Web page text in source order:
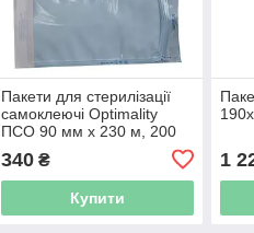
Пакети для стерилізації
самоклеючі Optimality
ПСО 90 мм х 230 м, 200
340₴
Купити
1